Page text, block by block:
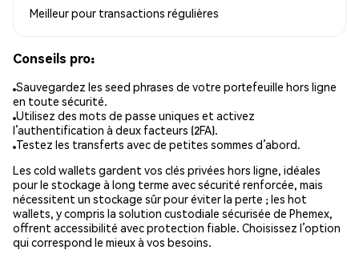
Meilleur pour transactions régulières
Conseils pro:
Sauvegardez les seed phrases de votre portefeuille hors ligne
en toute sécurité.
Utilisez des mots de passe uniques et activez
l’authentification à deux facteurs (2FA).
Testez les transferts avec de petites sommes d’abord.
Les cold wallets gardent vos clés privées hors ligne, idéales
pour le stockage à long terme avec sécurité renforcée, mais
nécessitent un stockage sûr pour éviter la perte ; les hot
wallets, y compris la solution custodiale sécurisée de Phemex,
offrent accessibilité avec protection fiable. Choisissez l’option
qui correspond le mieux à vos besoins.